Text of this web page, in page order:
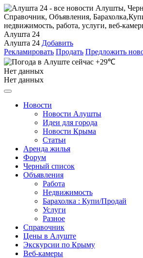
Алушта 24
Алушта 24 Добавить
Рекламировать Продать Предложить
+29℃
Нет данных
Нет данных
Новости
Новости Алушты
Идеи для города
Новости Крыма
Статьи
Аренда жилья
Форум
Черный список
Объявления
Работа
Недвижимость
Барахолка : Купи/Продай
Услуги
Разное
Справочник
Цены в Алуште
Экскурсии по Крыму
Веб-камеры